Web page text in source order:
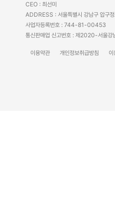
CEO : 최선미
ADDRESS : 서울특별시 강남구 압구
사업자등록번호 : 744-81-00453
통신판매업 신고번호 : 제2020-서울
이용약관 개인정보취급방침 이